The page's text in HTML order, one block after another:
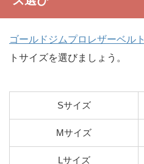
ゴールドジムプロレザーベルト
トサイズを選びましょう。
Sサイズ
Mサイズ
Lサイズ